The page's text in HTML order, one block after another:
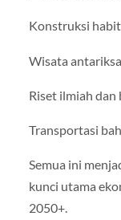
Konstruksi
Wisata antariksa
Riset ilmiah
Transportasi
Semua ini
kunci utama
2050+.